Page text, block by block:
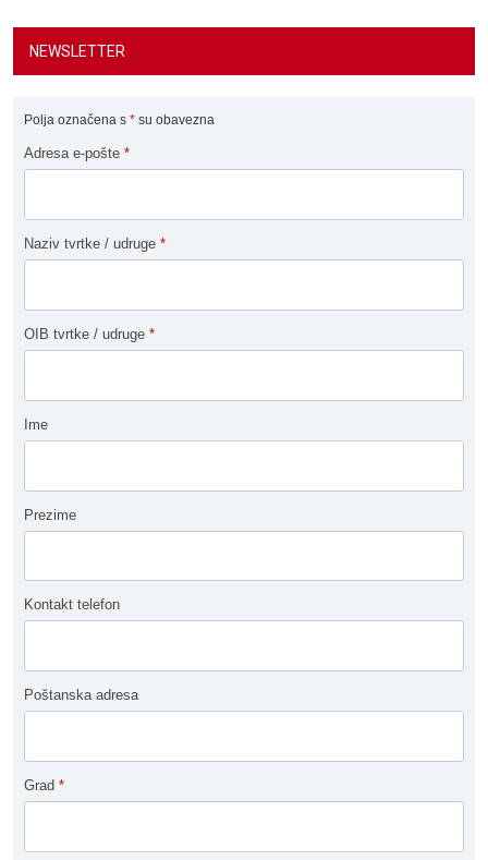
NEWSLETTER
Polja označena s * su obavezna
Adresa e-pošte *
Naziv tvrtke / udruge *
OIB tvrtke / udruge *
Ime
Prezime
Kontakt telefon
Poštanska adresa
Grad *